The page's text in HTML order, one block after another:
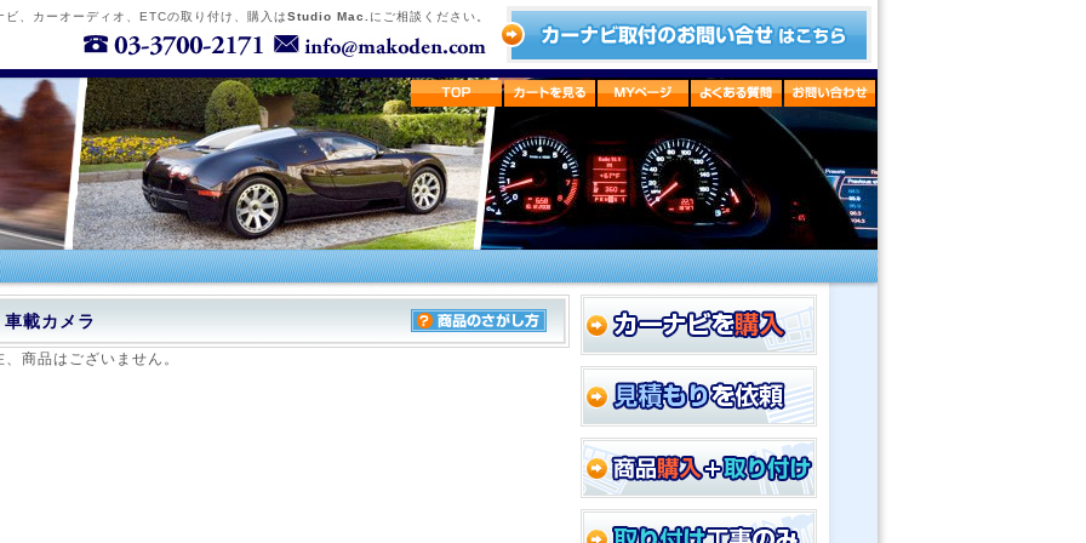
ビ、カーオーディオ、ETCの取り付け、購入はStudio Mac. にご相談ください。
車載カメラ
、商品はございません。